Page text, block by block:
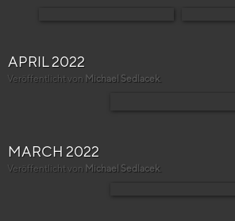
APRIL 2022
Veröffentlicht von Michael Sedlacek
MARCH 2022
Veröffentlicht von Michael Sedlacek